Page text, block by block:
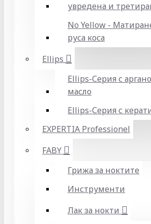
увредена и
No Yellow -
руса коса
Ellips
Ellips-Серия с
масло
Ellips-Серия с
EXPERTIA Professionel
FABY
Грижа за ноктите
Инструменти
Лак за нокти